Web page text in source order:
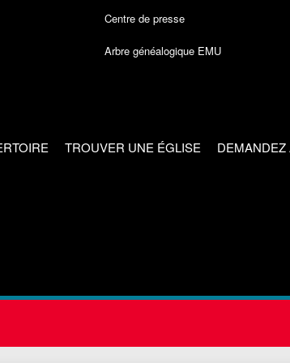
Centre de presse
Arbre généalogique EMU
TROUVER UNE ÉGLISE DEMANDEZ